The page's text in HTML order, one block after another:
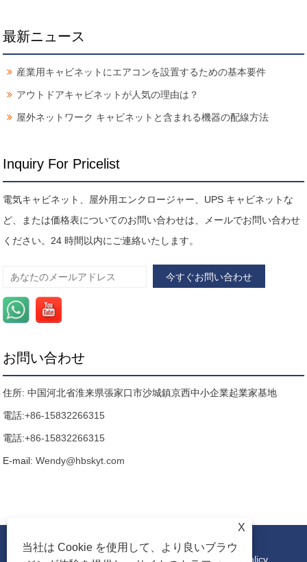
最新ニュース
産業用キャビネットにエアコンを設置するための基本要件
アウトドアキャビネットが人気の理由は？
屋外ネットワーク キャビネットと含まれる機器の配線方法
Inquiry For Pricelist
電気キャビネット、屋外用エンクロージャー、UPS キャビネットな
ど、または価格表についてのお問い合わせは、メールでお問い合わせ
ください。24 時間以内にご連絡いたします。
お問い合わせ
住所: 中国河北省淮来県張家口市沙城鎮京西中小企業起業家基地
電話:+86-15832266315
電話:+86-15832266315
E-mail:Wendy@hbskyt.com
リンク|Sitemap RSS |XML |Privacy Policy
X
当社は Cookie を使用して、より良いブラウ